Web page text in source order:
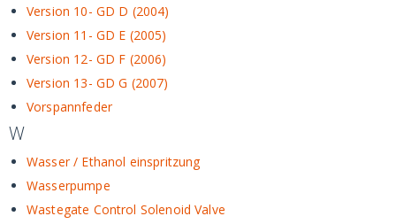
Version 10- GD D (2004)
Version 11- GD E (2005)
Version 12- GD F (2006)
Version 13- GD G (2007)
Vorspannfeder
W
Wasser / Ethanol einspritzung
Wasserpumpe
Wastegate Control Solenoid Valve